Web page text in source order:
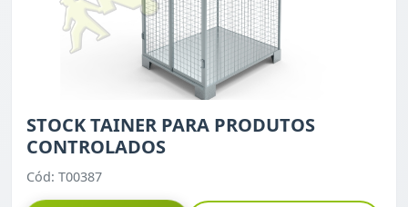
STOCK TAINER PARA PRODUTOS
CONTROLADOS
Cód: T00387